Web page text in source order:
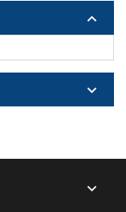


